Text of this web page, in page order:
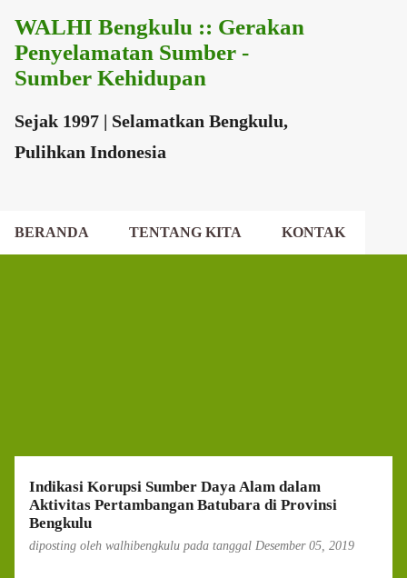
Langsung ke konten utama
WALHI Bengkulu :: Gerakan
Penyelamatan Sumber -
Sumber Kehidupan
Sejak 1997 | Selamatkan Bengkulu,
Pulihkan Indonesia
BERANDA TENTANG KITA KONTAK
Indikasi Korupsi Sumber Daya Alam dalam
Aktivitas Pertambangan Batubara di Provinsi
Bengkulu
diposting oleh walhibengkulu pada tanggal Desember 05, 2019